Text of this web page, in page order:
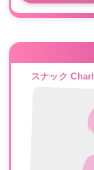
スナック